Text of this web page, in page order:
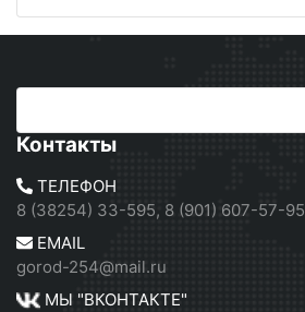
Контакты
ТЕЛЕФОН
8 (38254) 33-595, 8 (901) 607-57-95
EMAIL
gorod-254@mail.ru
МЫ "ВКОНТАКТЕ"